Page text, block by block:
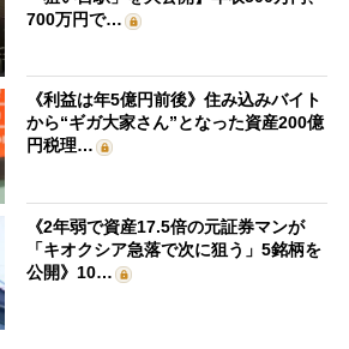
700万円で…
《利益は年5億円前後》住み込みバイト
から“ギガ大家さん”となった資産200億
円税理…
《2年弱で資産17.5倍の元証券マンが
「キオクシア急落で次に狙う」5銘柄を
公開》10…